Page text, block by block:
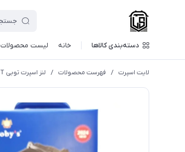
دسته‌بندی کالاها خانه لیست محصولات
لایت اسپرت / فهرست محصولات / لنز اسپرت توبی TOBY 6DT